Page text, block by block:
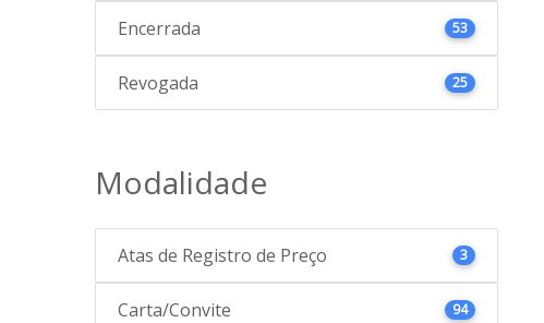
Encerrada 53
Revogada 25
Modalidade
Atas de Registro de Preço 3
Carta/Convite 94